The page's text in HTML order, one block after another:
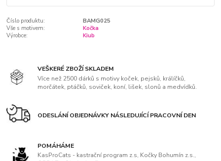
Číslo produktu:
BAMG025
Vše s motivem:
Kočka
Výrobce:
Kiub
VEŠKERÉ ZBOŽÍ SKLADEM
Více než 2500 dárků s motivy koček, pejsků, králíčků,
morčátek, ptáčků, soviček, koní, lišek, slonů a medvídků.
ODESLÁNÍ OBJEDNÁVKY NÁSLEDUJÍCÍ PRACOVNÍ DEN
POMÁHÁME
KasProCats - kastrační program z.s, Kočky Bohumín z.s.,